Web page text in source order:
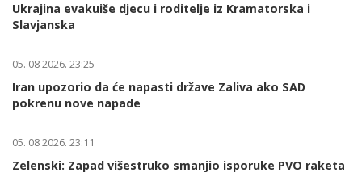
Ukrajina evakuiše djecu i roditelje iz Kramatorska i
Slavjanska
05. 08 2026. 23:25
Iran upozorio da će napasti države Zaliva ako SAD
pokrenu nove napade
05. 08 2026. 23:11
Zelenski: Zapad višestruko smanjio isporuke PVO raketa